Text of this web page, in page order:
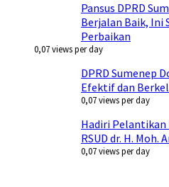
Pansus DPRD
Berjalan Baik, Ini
Perbaikan
0,07 views per day
DPRD Sumenep
Efektif dan
0,07 views per day
Hadiri Pelantikan
RSUD dr. H. Moh.
0,07 views per day